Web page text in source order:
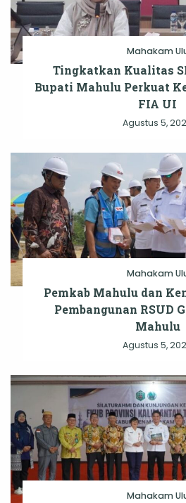
Mahakam
Tingkatkan Kualitas
Bupati Mahulu Perkuat
FIA UI
Agustus 5,
Mahakam
Pemkab Mahulu dan
Pembangunan RSUD
Mahulu
Agustus 5,
Mahakam